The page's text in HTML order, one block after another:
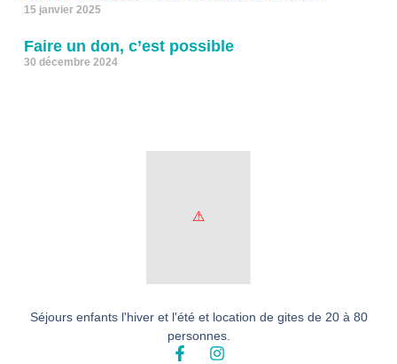
Séjours enfants l'hiver et l'été et location de gites de 20 à 80
personnes.
15 janvier 2025
Faire un don, c’est possible
30 décembre 2024